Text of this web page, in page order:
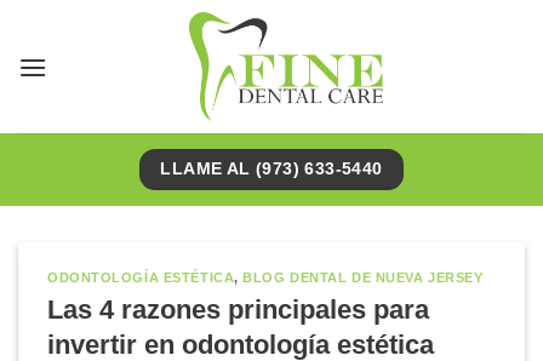
contenido
LLAME AL (973) 633-5440
ODONTOLOGÍA ESTÉTICA,BLOG DENTAL DE NUEVA JERSEY
Las 4 razones principales para
invertir en odontología estética